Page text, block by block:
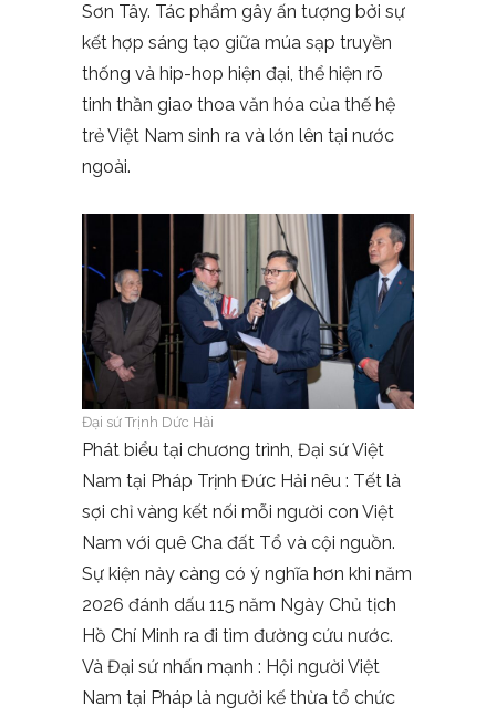
Sơn Tây. Tác phẩm gây ấn tượng bởi sự
kết hợp sáng tạo giữa múa sạp truyền
thống và hip-hop hiện đại, thể hiện rõ
tinh thần giao thoa văn hóa của thế hệ
trẻ Việt Nam sinh ra và lớn lên tại nước
ngoài.
Đại sứ Trịnh Dức Hải
Phát biểu tại chương trình, Đại sứ Việt
Nam tại Pháp Trịnh Đức Hải nêu : Tết là
sợi chỉ vàng kết nối mỗi người con Việt
Nam với quê Cha đất Tổ và cội nguồn.
Sự kiện này càng có ý nghĩa hơn khi năm
2026 đánh dấu 115 năm Ngày Chủ tịch
Hồ Chí Minh ra đi tìm đường cứu nước.
Và Đại sứ nhấn mạnh : Hội người Việt
Nam tại Pháp là người kế thừa tổ chức